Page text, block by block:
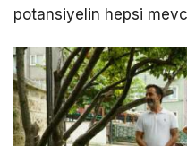
potansiyelin hepsi